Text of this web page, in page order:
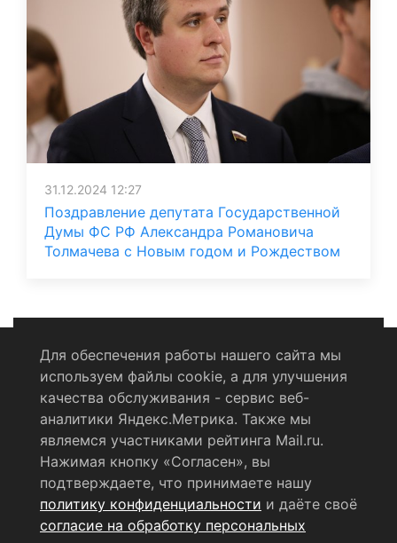
31.12.2024 12:27
Поздравление депутата Государственной
Думы ФС РФ Александра Романовича
Толмачева с Новым годом и Рождеством
Политика конфиденциальности
Согласие на обработку персональных данных
RSS-лента
© 2004 - 2026 Сетевое издание Щёлковское ТВ.
Свидетельство о регистрации СМИ
Для обеспечения работы нашего сайта мы
используем файлы cookie, а для улучшения
качества обслуживания - сервис веб-
аналитики Яндекс.Метрика. Также мы
являемся участниками рейтинга Mail.ru.
Нажимая кнопку «Согласен», вы
подтверждаете, что принимаете нашу
политику конфиденциальности и даёте своё
согласие на обработку персональных